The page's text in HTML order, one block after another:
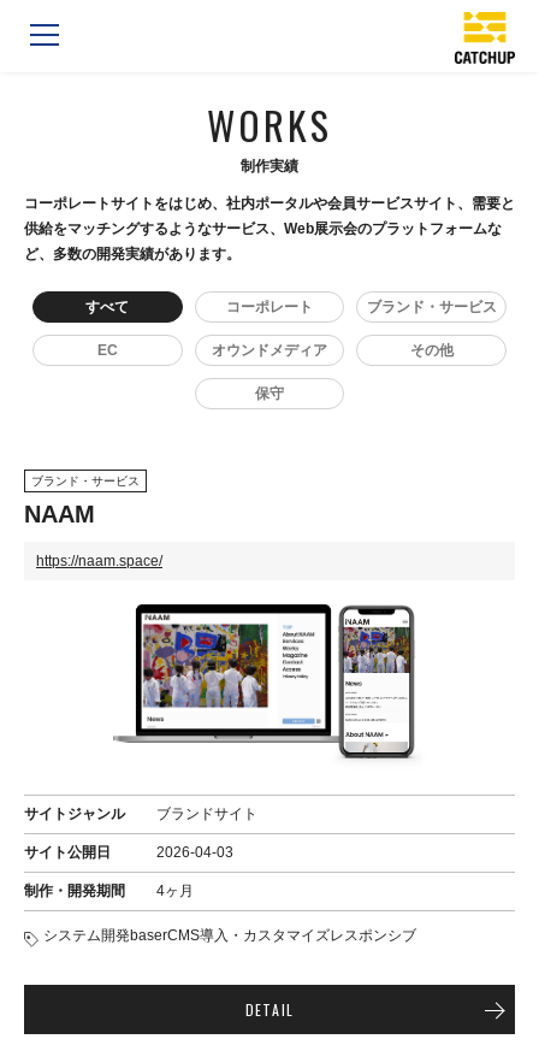
WORKS
制作実績
コーポレートサイトをはじめ、社内ポータルや会員サービスサイト、需要と
供給をマッチングするようなサービス、Web展示会のプラットフォームな
ど、多数の開発実績があります。
すべて コーポレート ブランド・サービス
EC オウンドメディア その他
保守
ブランド・サービス
NAAM
https://naam.space/
サイトジャンル ブランドサイト
サイト公開日 2026-04-03
制作・開発期間 4ヶ月
システム開発baserCMS導入・カスタマイズレスポンシブ
DETAIL